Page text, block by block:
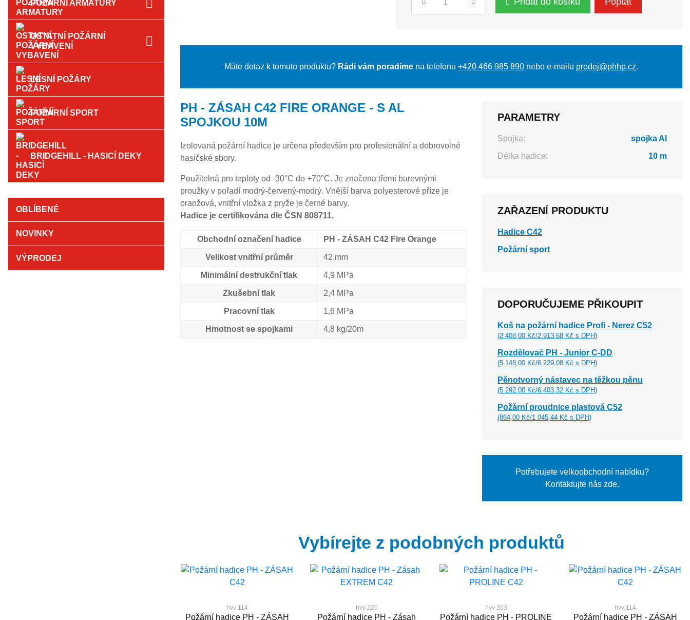
POŽÁRNÍ ARMATURY
OSTATNÍ POŽÁRNÍ
VYBAVENÍ
LESNÍ POŽÁRY
POŽÁRNÍ SPORT
BRIDGEHILL - HASICÍ DEKY
OBLÍBENÉ
NOVINKY
VÝPRODEJ
Počet
Máte dotaz k tomuto produktu? Rádi vám poradíme na telefonu +420 466 985 890 nebo e-mailu prodej@phhp.cz.
PH - ZÁSAH C42 FIRE ORANGE - S AL
SPOJKOU 10M
Izolovaná požární hadice je určena především pro profesionální a dobrovolné
hasičské sbory.
Použitelná pro teploty od -30°C do +70°C. Je značena třemi barevnými
proužky v pořadí modrý-červený-modrý. Vnější barva polyesterové příze je
oranžová, vnitřní vložka z pryže je černé barvy.
Hadice je certifikována dle ČSN 808711.
Obchodní označení hadice PH - ZÁSAH C42 Fire Orange
Velikost vnitřní průměr 42 mm
Minimální destrukční tlak 4,9 MPa
Zkušební tlak 2,4 MPa
Pracovní tlak 1,6 MPa
Hmotnost se spojkami 4,8 kg/20m
PARAMETRY
Spojka:
spojka Al
Délka hadice:
10 m
ZAŘAZENÍ PRODUKTU
Hadice C42
Požární sport
DOPORUČUJEME PŘIKOUPIT
Koš na požární hadice Profi - Nerez C52
(2 408,00 Kč/2 913,68 Kč s DPH)
Rozdělovač PH - Junior C-DD
(5 148,00 Kč/6 229,08 Kč s DPH)
Pěnotvorný nástavec na těžkou pěnu
(5 292,00 Kč/6 403,32 Kč s DPH)
Požární proudnice plastová C52
(864,00 Kč/1 045,44 Kč s DPH)
Potřebujete velkoobchodní nabídku?
Kontaktujte nás zde.
Vybírejte z podobných produktů
hvv 114
Požární hadice PH - ZÁSAH
hvv 220
Požární hadice PH - Zásah
hvv 203
Požární hadice PH - PROLINE
hvv 114
Požární hadice PH - ZÁSAH